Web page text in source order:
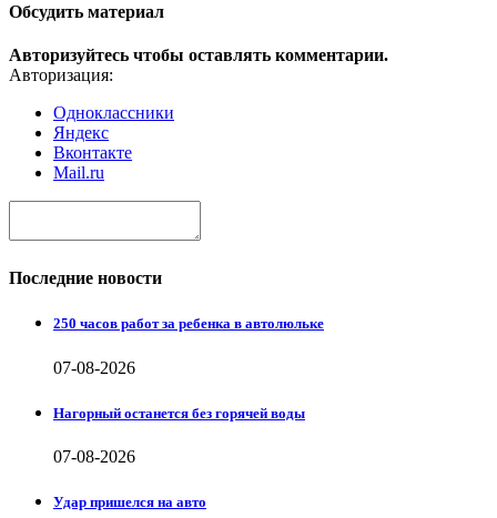
Обсудить материал
Авторизуйтесь чтобы оставлять комментарии.
Авторизация:
Одноклассники
Яндекс
Вконтакте
Mail.ru
Последние новости
250 часов работ за ребенка в автолюльке
07-08-2026
Нагорный останется без горячей воды
07-08-2026
Удар пришелся на авто